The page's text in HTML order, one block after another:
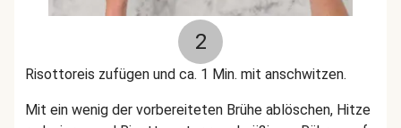
2
Risottoreis zufügen und ca. 1 Min. mit anschwitzen.
Mit ein wenig der vorbereiteten Brühe ablöschen, Hitze